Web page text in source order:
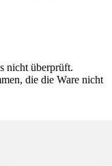
nicht überprüft.
die die Ware nicht